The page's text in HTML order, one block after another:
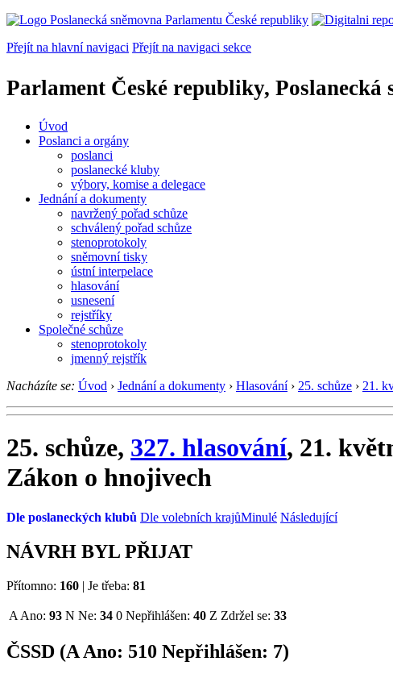
Přejít na hlavní navigaci Přejít na navigaci sekce
Parlament České republiky, Poslanecká
Úvod
Poslanci a orgány
poslanci
poslanecké kluby
výbory, komise a delegace
Jednání a dokumenty
navržený pořad schůze
schválený pořad schůze
stenoprotokoly
sněmovní tisky
ústní interpelace
hlasování
usnesení
rejstříky
Společné schůze
stenoprotokoly
jmenný rejstřík
Nacházíte se: Úvod › Jednání a dokumenty › Hlasování › 25. schůze › 21.
25. schůze, 327. hlasování, 21.
Zákon o hnojivech
Dle poslaneckých klubů Dle volebních krajůMinulé Následující
NÁVRH BYL PŘIJAT
Přítomno: 160 | Je třeba: 81
A Ano: 93 N Ne: 34 0 Nepřihlášen: 40 Z Zdržel se: 33
ČSSD (AAno: 510 Nepřihlášen: 7)